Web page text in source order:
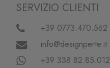
SERVIZIO CLIENTI
+39 0773.470.562
info@designperte.it
+39 338.82.85.012